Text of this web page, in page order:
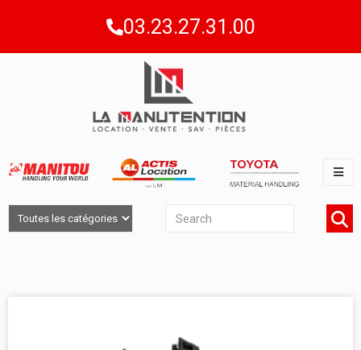
03.23.27.31.00
CHARIOTS FRONTAUX TOUT TERRAIN